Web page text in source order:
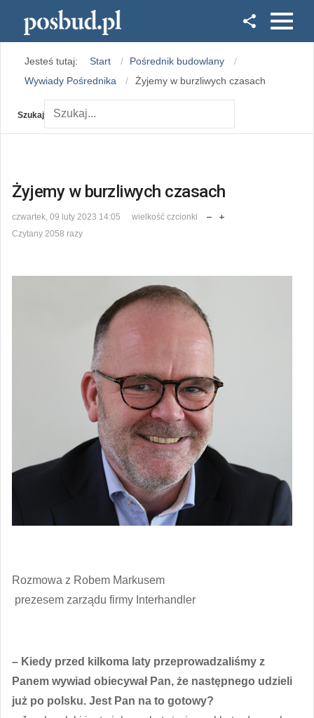
Instagram
Jesteś tutaj: Start
Pośrednik budowlany
Wywiady Pośrednika
Żyjemy w burzliwych czasach
Szukaj
Żyjemy w burzliwych czasach
czwartek, 09 luty 2023 14:05
wielkość czcionki
Czytany 2058 razy
Rozmowa z Robem Markusem
prezesem zarządu firmy Interhandler
– Kiedy przed kilkoma laty przeprowadzaliśmy z
Panem wywiad obiecywał Pan, że następnego udzieli
już po polsku. Jest Pan na to gotowy?